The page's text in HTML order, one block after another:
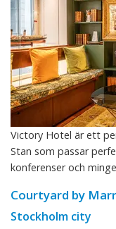
Victory Hotel är ett
Stan som passar
konferenser och
Courtyard by
Stockholm city